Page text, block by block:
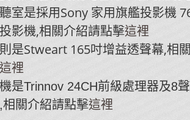
室是採用Sony 家用旗艦投影機
影機,相關介紹請點擊這裡
是Stweart 165吋增益透聲幕,相
這裡
是Trinnov 24CH前級處理器及8
相關介紹請點擊這裡